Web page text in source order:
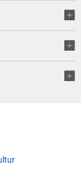
private Umbauten
Fahrservice